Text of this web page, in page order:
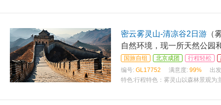
密云雾灵山-清凉谷2日游 （
自然环境，现一所天然公园
国旅自组 北京成团 行程轻松
编号: GL17752 满意度: 99%
出
特色:行程特色：雾灵山以森林景观为